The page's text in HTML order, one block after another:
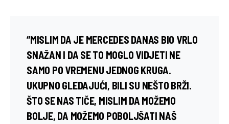
“MISLIM DA JE MERCEDES DANAS BIO VRLO
SNAŽAN I DA SE TO MOGLO VIDJETI NE
SAMO PO VREMENU JEDNOG KRUGA.
UKUPNO GLEDAJUĆI, BILI SU NEŠTO BRŽI.
ŠTO SE NAS TIČE, MISLIM DA MOŽEMO
BOLJE, DA MOŽEMO POBOLJŠATI NAŠ